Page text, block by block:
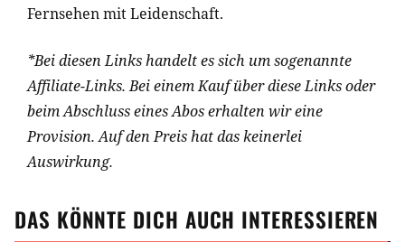
Fernsehen mit Leidenschaft.
*Bei diesen Links handelt es sich um sogenannte
Affiliate-Links. Bei einem Kauf über diese Links oder
beim Abschluss eines Abos erhalten wir eine
Provision. Auf den Preis hat das keinerlei
Auswirkung.
DAS KÖNNTE DICH AUCH INTERESSIEREN